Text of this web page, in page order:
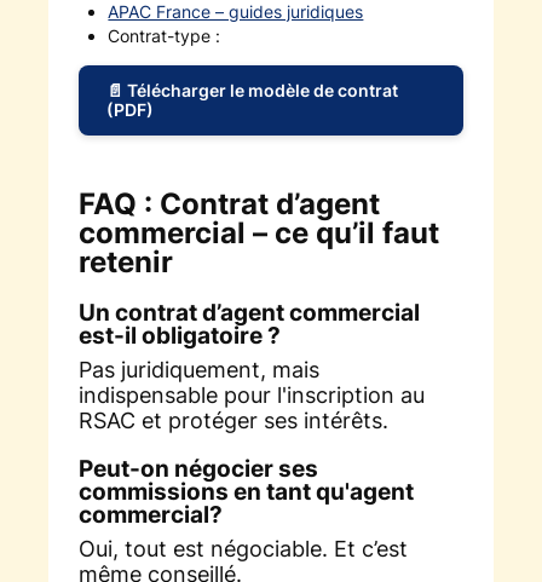
APAC France – guides juridiques
Contrat-type :
📄 Télécharger le modèle de contrat
(PDF)
FAQ : Contrat d’agent
commercial – ce qu’il faut
retenir
Un contrat d’agent commercial
est-il obligatoire ?
Pas juridiquement, mais
indispensable pour l'inscription au
RSAC et protéger ses intérêts.
Peut-on négocier ses
commissions en tant qu'agent
commercial?
Oui, tout est négociable. Et c’est
même conseillé.